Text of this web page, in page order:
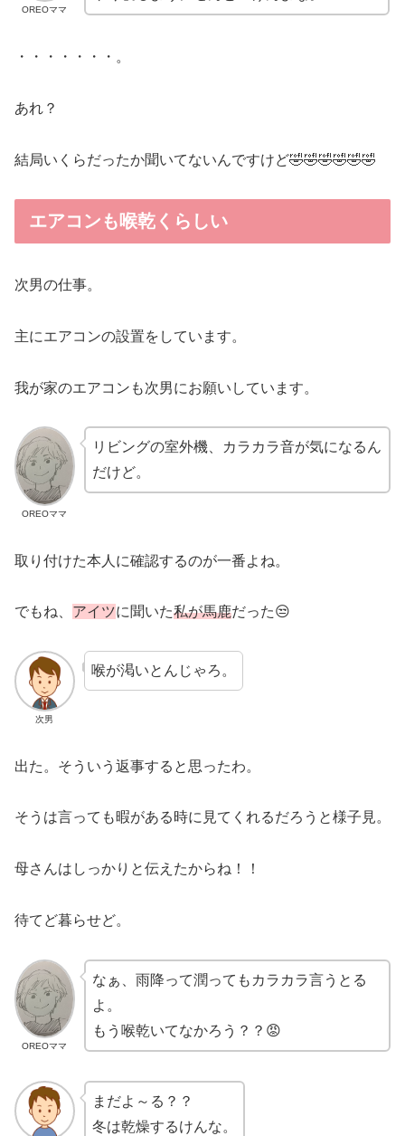
OREOママ
・・・・・・・。
あれ？
結局いくらだったか聞いてないんですけど🤣🤣🤣🤣🤣🤣
エアコンも喉乾くらしい
次男の仕事。
主にエアコンの設置をしています。
我が家のエアコンも次男にお願いしています。
OREOママ
リビングの室外機、カラカラ音が気になるん
だけど。
取り付けた本人に確認するのが一番よね。
でもね、 アイツに聞いた私が馬鹿だった😒
次男
喉が渇いとんじゃろ。
出た。そういう返事すると思ったわ。
そうは言っても暇がある時に見てくれるだろうと様子見。
母さんはしっかりと伝えたからね！！
待てど暮らせど。
OREOママ
なぁ、雨降って潤ってもカラカラ言うとる
よ。
もう喉乾いてなかろう？？😡
まだよ～る？？
冬は乾燥するけんな。